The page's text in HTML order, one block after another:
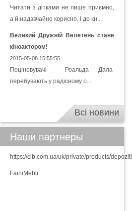
Читати з дітками не лише приємно,
а й надзвчайно корисно. І до кн...
Великий Дружній Велетень стане
кіноактором!
2015-05-08 15:55:55
Поціновувачі Роальда Дала
перебувають у радісному о...
Всі новини
Наши партнеры
https://cib.com.ua/uk/private/products/depoziti
FainiMebli